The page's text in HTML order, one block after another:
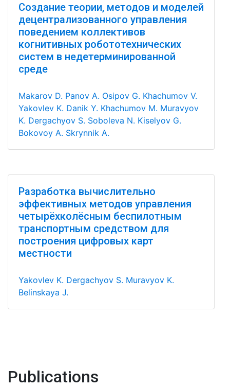
Создание теории, методов и моделей
децентрализованного управления
поведением коллективов
когнитивных робототехнических
систем в недетерминированной
среде
Makarov D. Panov A. Osipov G. Khachumov V.
Yakovlev K. Danik Y. Khachumov M. Muravyov
K. Dergachyov S. Soboleva N. Kiselyov G.
Bokovoy A. Skrynnik A.
Разработка вычислительно
эффективных методов управления
четырёхколёсным беспилотным
транспортным средством для
построения цифровых карт
местности
Yakovlev K. Dergachyov S. Muravyov K.
Belinskaya J.
Publications